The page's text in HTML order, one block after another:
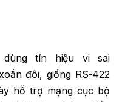
dùng tín hiệu vi sai
đôi, giống RS-422
hỗ trợ mạng cục bộ